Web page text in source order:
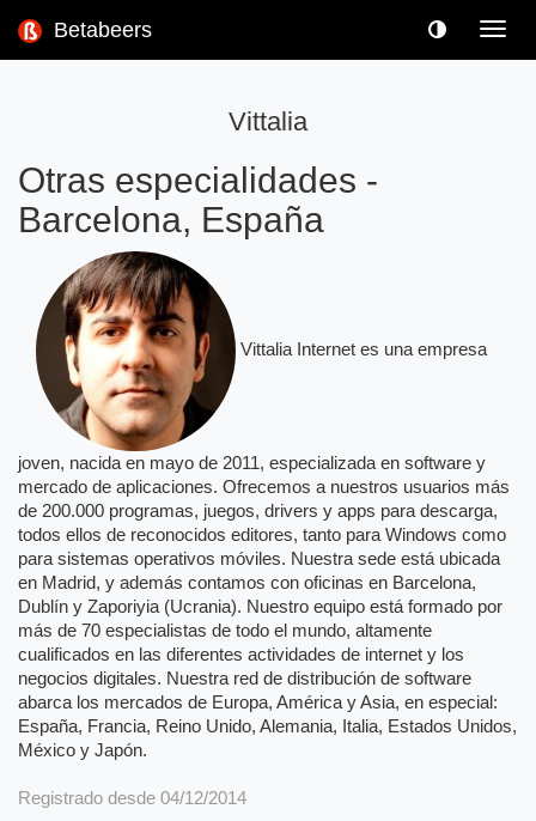
Betabeers
Vittalia
Otras especialidades -
Barcelona, España
Vittalia Internet es una empresa
joven, nacida en mayo de 2011, especializada en software y
mercado de aplicaciones. Ofrecemos a nuestros usuarios más
de 200.000 programas, juegos, drivers y apps para descarga,
todos ellos de reconocidos editores, tanto para Windows como
para sistemas operativos móviles. Nuestra sede está ubicada
en Madrid, y además contamos con oficinas en Barcelona,
Dublín y Zaporiyia (Ucrania). Nuestro equipo está formado por
más de 70 especialistas de todo el mundo, altamente
cualificados en las diferentes actividades de internet y los
negocios digitales. Nuestra red de distribución de software
abarca los mercados de Europa, América y Asia, en especial:
España, Francia, Reino Unido, Alemania, Italia, Estados Unidos,
México y Japón.
Registrado desde 04/12/2014